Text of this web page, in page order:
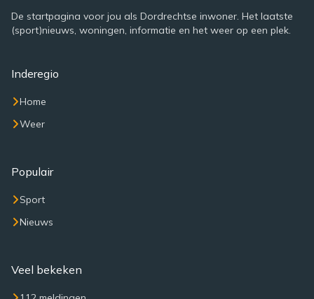
De startpagina voor jou als Dordrechtse inwoner. Het laatste
(sport)nieuws, woningen, informatie en het weer op een plek.
Inderegio
Home
Weer
Populair
Sport
Nieuws
Veel bekeken